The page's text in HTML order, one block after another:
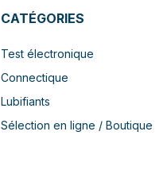
CATÉGORIES
Test électronique
Connectique
Lubifiants
Sélection en ligne / Boutique